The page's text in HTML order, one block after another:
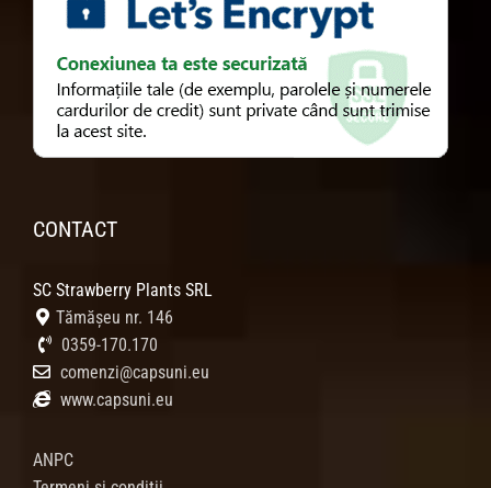
CONTACT
SC Strawberry Plants SRL
Tămășeu nr. 146
0359-170.170
comenzi@capsuni.eu
www.capsuni.eu
ANPC